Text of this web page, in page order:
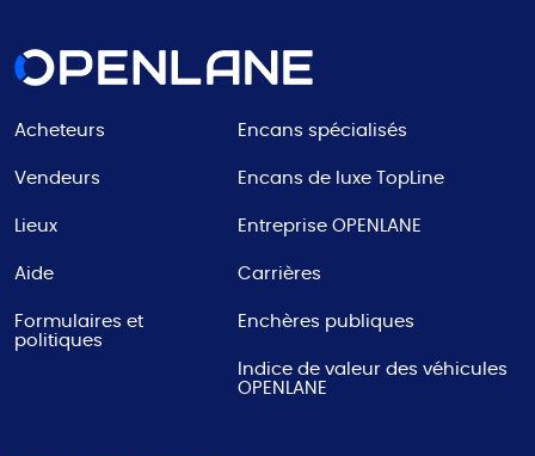
Acheteurs
Vendeurs
Lieux
Aide
Formulaires et
politiques
Encans spécialisés
Encans de luxe TopLine
Entreprise OPENLANE
Carrières
Enchères publiques
Indice de valeur des véhicules
OPENLANE